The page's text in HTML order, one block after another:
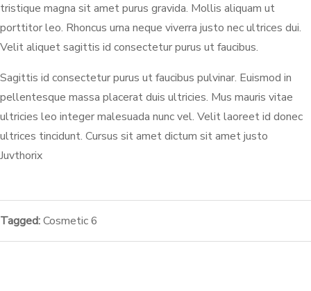
tristique magna sit amet purus gravida. Mollis aliquam ut
porttitor leo. Rhoncus urna neque viverra justo nec ultrices dui.
Velit aliquet sagittis id consectetur purus ut faucibus.
Sagittis id consectetur purus ut faucibus pulvinar. Euismod in
pellentesque massa placerat duis ultricies. Mus mauris vitae
ultricies leo integer malesuada nunc vel. Velit laoreet id donec
ultrices tincidunt. Cursus sit amet dictum sit amet justo
Juvthorix
Tagged:Cosmetic 6